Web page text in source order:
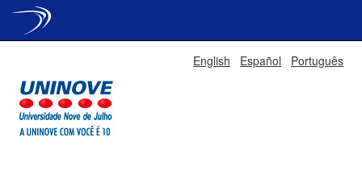
English Español Português